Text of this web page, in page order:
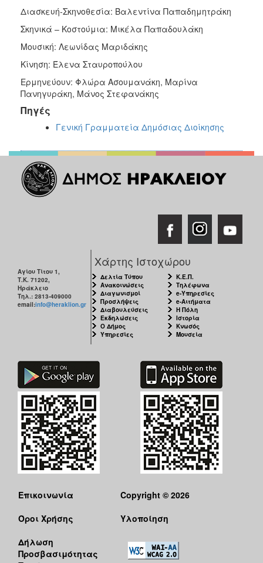
Διασκευή-Σκηνοθεσία: Βαλεντίνα Παπαδημητράκη
Σκηνικά – Κοστούμια: Μικέλα Παπαδουλάκη
Μουσική: Λεωνίδας Μαριδάκης
Κίνηση: Έλενα Σταυροπούλου
Ερμηνεύουν: Φλώρα Ασουμανάκη, Μαρίνα
Πανηγυράκη, Μάνος Στεφανάκης
Πηγές
Γενική Γραμματεία Δημόσιας Διοίκησης
Αγίου Τίτου 1,
Τ.Κ. 71202,
Ηράκλειο
Τηλ.: 2813-409000
email:info@heraklion.gr
Χάρτης Ιστοχώρου
Δελτία Τύπου
Ανακοινώσεις
Διαγωνισμοί
Προσλήψεις
Διαβουλεύσεις
Εκδηλώσεις
Ο Δήμος
Υπηρεσίες
Κ.Ε.Π.
Τηλέφωνα
e-Υπηρεσίες
e-Αιτήματα
Η Πόλη
Ιστορία
Κνωσός
Μουσεία
Επικοινωνία
Όροι Χρήσης
Δήλωση
Προσβασιμότητας
Copyright © 2026
Υλοποίηση